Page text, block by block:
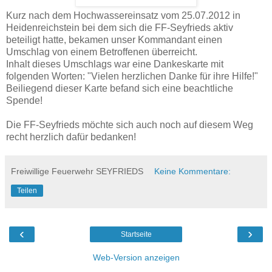
Kurz nach dem Hochwassereinsatz vom 25.07.2012 in
Heidenreichstein bei dem sich die FF-Seyfrieds aktiv
beteiligt hatte, bekamen unser Kommandant einen
Umschlag von einem Betroffenen überreicht.
Inhalt dieses Umschlags war eine Dankeskarte mit
folgenden Worten: "Vielen herzlichen Danke für ihre Hilfe!"
Beiliegend dieser Karte befand sich eine beachtliche
Spende!
Die FF-Seyfrieds möchte sich auch noch auf diesem Weg
recht herzlich dafür bedanken!
Freiwillige Feuerwehr SEYFRIEDS Keine Kommentare:
Teilen
‹ ›
Startseite
Web-Version anzeigen